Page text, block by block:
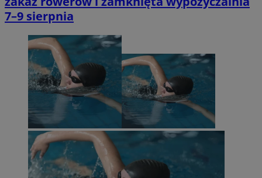
7–9 sierpnia